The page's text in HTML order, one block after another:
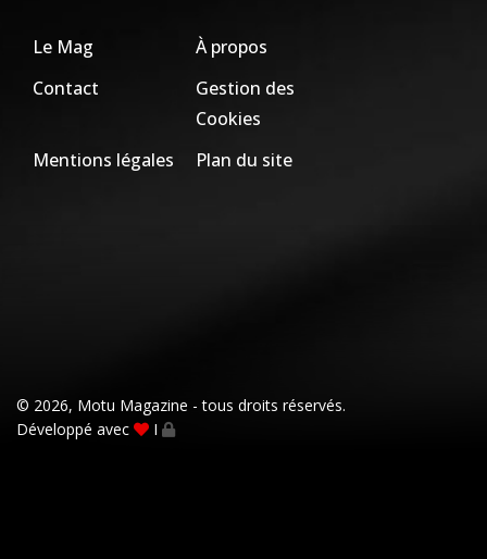
Le Mag
À propos
Contact
Gestion des
Cookies
Mentions légales
Plan du site
© 2026, Motu Magazine - tous droits réservés.
Développé avec
I